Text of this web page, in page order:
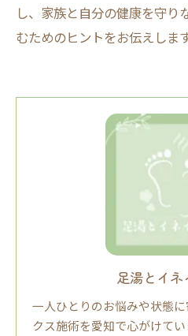
し、家族と自分の健康を守り
むためのヒントをお伝えします
足湯とイネ
一人ひとりのお悩みや状態
クス施術を愛知で心がけて